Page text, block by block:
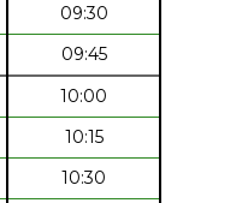
09:30
09:45
10:00
10:15
10:30